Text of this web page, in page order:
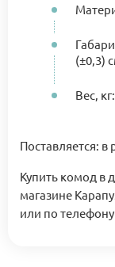
(±0,3)
Вес,
Поставляется:
Купить комод в
магазине
или по